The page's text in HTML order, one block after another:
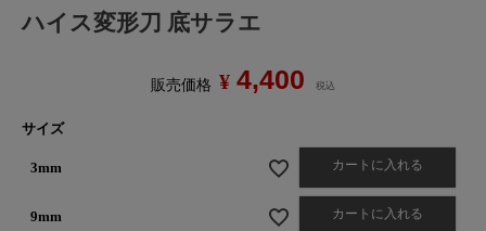
ハイス変形刀 底サラエ
販売価格 ¥ 4,400 税込
サイズ
3mm カートに入れる
9mm カートに入れる